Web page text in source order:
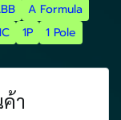
A Formula
1P
1 Pole
า